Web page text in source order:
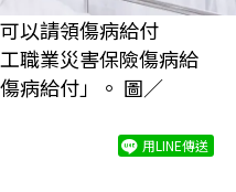
以請領傷病給付
職業災害保險傷病給
病給付」。 圖／
用LINE傳送